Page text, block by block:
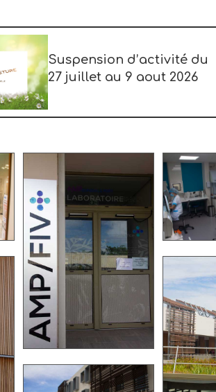
Suspension d’activité du
27 juillet au 9 aout 2026